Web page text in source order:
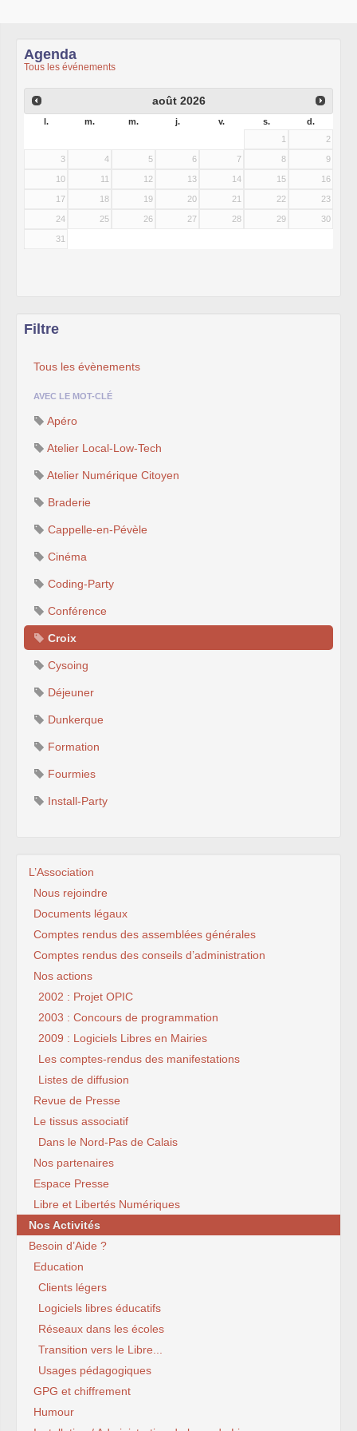
Agenda
Tous les événements
août 2026
l. m. m. j. v. s.
d.
1
2
3 4 5 6 7 8 9
10 11 12 13 14 15 16
17 18 19 20 21 22 23
24 25 26 27 28 29 30
31
Filtre
Tous les évènements
AVEC LE MOT-CLÉ
Apéro
Atelier Local-Low-Tech
Atelier Numérique Citoyen
Braderie
Cappelle-en-Pévèle
Cinéma
Coding-Party
Conférence
Croix
Cysoing
Déjeuner
Dunkerque
Formation
Fourmies
Install-Party
L’Association
Nous rejoindre
Documents légaux
Comptes rendus des assemblées générales
Comptes rendus des conseils d’administration
Nos actions
2002 : Projet OPIC
2003 : Concours de programmation
2009 : Logiciels Libres en Mairies
Les comptes-rendus des manifestations
Listes de diffusion
Revue de Presse
Le tissus associatif
Dans le Nord-Pas de Calais
Nos partenaires
Espace Presse
Libre et Libertés Numériques
Nos Activités
Besoin d’Aide ?
Education
Clients légers
Logiciels libres éducatifs
Réseaux dans les écoles
Transition vers le Libre...
Usages pédagogiques
GPG et chiffrement
Humour